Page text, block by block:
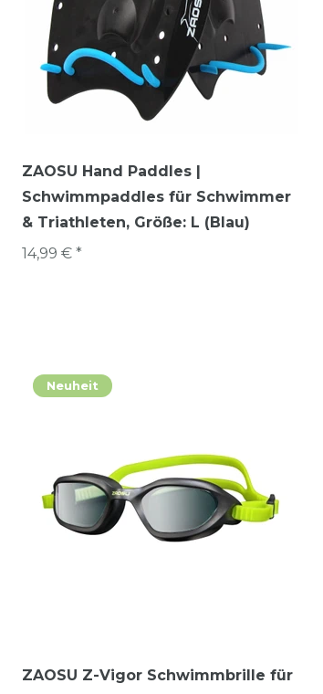
ZAOSU Hand Paddles |
Schwimmpaddles für Schwimmer
& Triathleten, Größe: L (Blau)
14,99 € *
Neuheit
ZAOSU Z-Vigor Schwimmbrille für